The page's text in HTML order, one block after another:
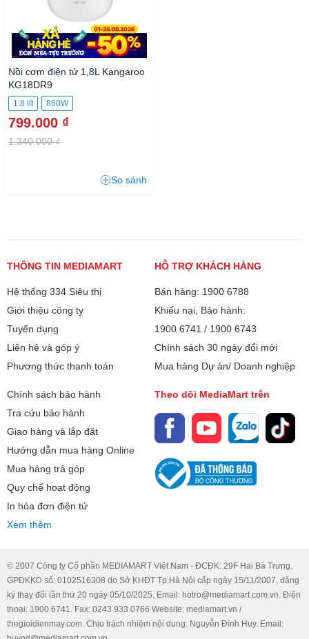
Nồi cơm điện tử 1,8L Kangaroo
KG18DR9
1.8 lít 860W
799.000 ₫
1.340.000 ₫
So sánh
THÔNG TIN MEDIAMART
Hệ thống 334 Siêu thị
Giới thiệu công ty
Tuyển dụng
Liên hệ và góp ý
Phương thức thanh toán
HỖ TRỢ KHÁCH HÀNG
Bán hàng: 1900 6788
Khiếu nại, Bảo hành:
1900 6741 / 1900 6743
Chính sách 30 ngày đổi mới
Mua hàng Dự án/ Doanh nghiệp
Chính sách bảo hành
Tra cứu bảo hành
Giao hàng và lắp đặt
Hướng dẫn mua hàng Online
Mua hàng trả góp
Quy chế hoạt động
In hóa đơn điện tử
Xem thêm
Theo dõi MediaMart trên
© 2007 Công ty Cổ phần MEDIAMART Việt Nam - ĐCĐK: 29F Hai Bà Trưng.
GPĐKKD số: 0102516308 do Sở KHĐT Tp.Hà Nội cấp ngày 15/11/2007, đăng
ký thay đổi lần thứ 20 ngày 05/10/2025. Email: hotro@mediamart.com.vn. Điện
thoại: 1900 6741. Fax: 0243 933 0766 Website: mediamart.vn /
thegioidienmay.com. Chịu trách nhiệm nội dung: Nguyễn Đình Huy. Email: